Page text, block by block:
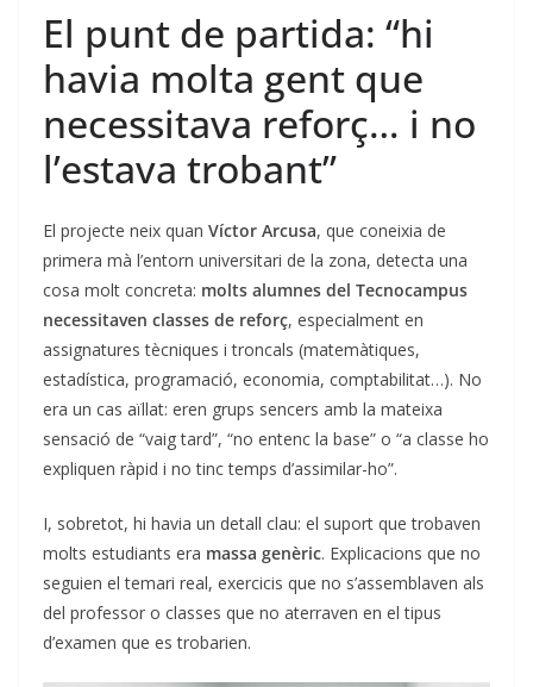
El punt de partida: “hi
havia molta gent que
necessitava reforç… i no
l’estava trobant”
El projecte neix quan Víctor Arcusa, que coneixia de
primera mà l’entorn universitari de la zona, detecta una
cosa molt concreta: molts alumnes del Tecnocampus
necessitaven classes de reforç, especialment en
assignatures tècniques i troncals (matemàtiques,
estadística, programació, economia, comptabilitat…). No
era un cas aïllat: eren grups sencers amb la mateixa
sensació de “vaig tard”, “no entenc la base” o “a classe ho
expliquen ràpid i no tinc temps d’assimilar-ho”.
I, sobretot, hi havia un detall clau: el suport que trobaven
molts estudiants era massa genèric. Explicacions que no
seguien el temari real, exercicis que no s’assemblaven als
del professor o classes que no aterraven en el tipus
d’examen que es trobarien.